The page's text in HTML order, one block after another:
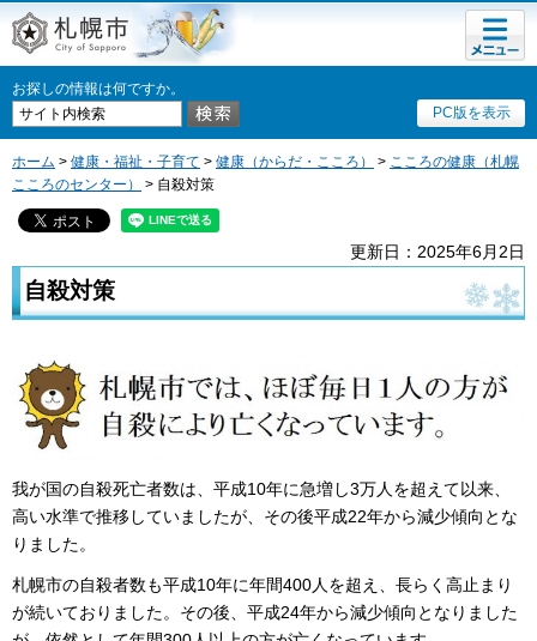
札幌市
お探しの情報は何ですか。
PC版を表示
メニュ
ー
ホーム > 健康・福祉・子育て > 健康（からだ・こころ） > こころの健康（札幌
こころのセンター）
> 自殺対策
更新日：2025年6月2日
自殺対策
我が国の自殺死亡者数は、平成10年に急増し3万人を超えて以来、
高い水準で推移していましたが、その後平成22年から減少傾向とな
りました。
札幌市の自殺者数も平成10年に年間400人を超え、長らく高止まり
が続いておりました。その後、平成24年から減少傾向となりました